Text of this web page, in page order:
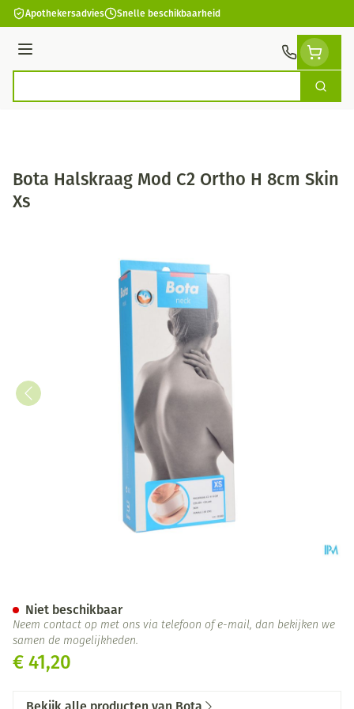
Ga naar de inhoud
Apothekersadvies Snelle beschikbaarheid
Menu
Zoek
Bota Halskraag Mod C2 Ortho H 8cm Skin
Xs
€ 41,20
Niet beschikbaar
Neem contact op met ons via telefoon of e-mail, dan bekijken we
samen de mogelijkheden.